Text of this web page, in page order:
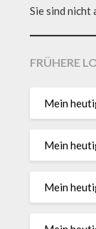
Sie sind nicht
FRÜHERE
Mein
Mein
Mein